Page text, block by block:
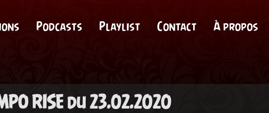
Podcasts Playlist Contact À propos
RISE du 23.02.2020